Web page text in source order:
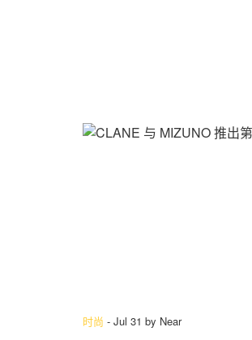
时尚 - Jul 31 by Near